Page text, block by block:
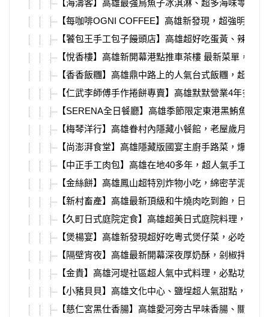
【海濤客】高雄最強烏魚子冰淇淋、超多海味零食
【每咖啡OGNI COFFEE】高雄新發現，超強明太子
【饕包王手工包子饅頭店】高雄超好吃蛋黃、辣味
【悅香樓】高雄新開幕港點推車茶樓 最新菜單，必
【香香飯糰】高雄鼎中路上的人氣台式飯糰，超多
【仁武李師傅手作捲餅專賣】高雄默默營業4年多的
【SERENA全日餐廳】高雄季節限定東港黑鮪魚
【梅琴洋行】高雄眷村內隱藏小餐館，老屋歲月、懷
【尚澎湃食堂】高雄隱藏版國宴主廚手路菜，爆汁烤
【中正手工肉包】高雄在地40多年，超人氣手工包
【金絲餅】高雄鳳山超特別炸物小吃，綿密芋泥蛋
【新村畜產】高雄最新頂級和牛燒肉吃到飽，日本牧
【久町日式庭院定食】高雄超美日式庭院料理，大樹
【煲楊宴】高雄新發現超好吃粵式煲仔菜，必吃鹹
【隔壁宵夜】高雄最新開幕深夜厚奶酥，剁椒拌麵
【金貴】高雄河堤社區超人氣中式料理，必點功夫菜
【小豬貝貝】高雄文化中心、鹽埕超人氣甜點，新
【慈仁宮黑仕香腸】高雄愛河旁古早味香腸、關東